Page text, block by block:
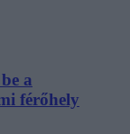
a
férőhely